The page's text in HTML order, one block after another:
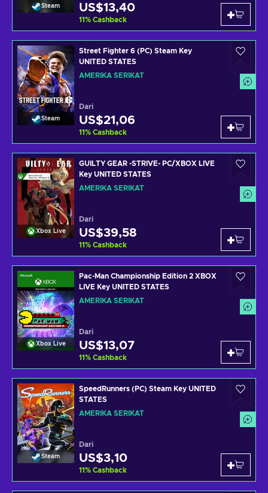
Steam US$13,40
11% Cashback
Steam
Street Fighter 6 (PC) Steam Key
UNITED STATES
AMERIKA SERIKAT
Dari
US$21,06
11% Cashback
Xbox Live
GUILTY GEAR -STRIVE- PC/XBOX LIVE
Key UNITED STATES
AMERIKA SERIKAT
Dari
US$39,58
11% Cashback
Xbox Live
Pac-Man Championship Edition 2 XBOX
LIVE Key UNITED STATES
AMERIKA SERIKAT
Dari
US$13,07
11% Cashback
Steam
SpeedRunners (PC) Steam Key UNITED
STATES
AMERIKA SERIKAT
Dari
US$3,10
11% Cashback